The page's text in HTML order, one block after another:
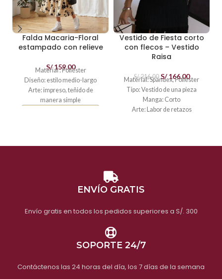
Falda Macaria-Floral
estampado con relieve
S/159.00
Material : Poliéster
Diseño: estilo medio-largo
Arte: impreso, teñido de
manera simple
Vestido de Fiesta corto
con flecos – Vestido
Raisa
S/216.00 S/166.00
Material: Spandex, Poliéster
Tipo: Vestido de una pieza
Manga: Corto
Arte: Labor de retazos
ENVÍO GRATIS
Envío gratis en todos los pedidos superiores a S/. 300
SOPORTE 24/7
Contáctenos las 24 horas del día, los 7 días de la semana